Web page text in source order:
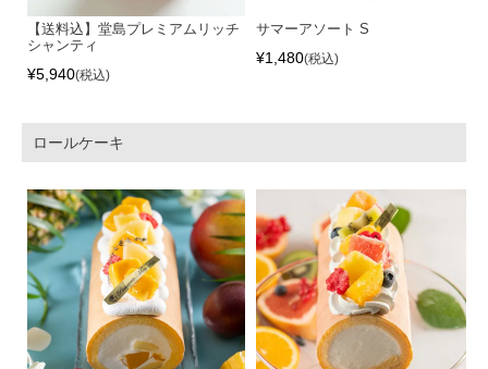
【送料込】堂島プレミアムリッチ
シャンティ
¥5,940 税込
サマーアソート S
¥1,480 税込
ロールケーキ